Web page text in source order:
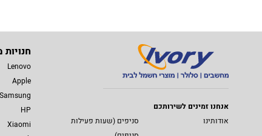
אנחנו זמינים לשירותכם
אודותינו
סניפים (שעות פעילות
חנויות
Lenovo
Apple
Samsung
HP
Xiaomi